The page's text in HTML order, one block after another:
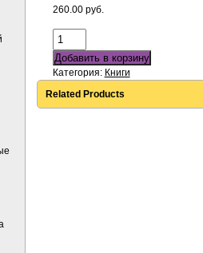
260.00руб.
Добавить в корзину
Категория: Книги
Related Products